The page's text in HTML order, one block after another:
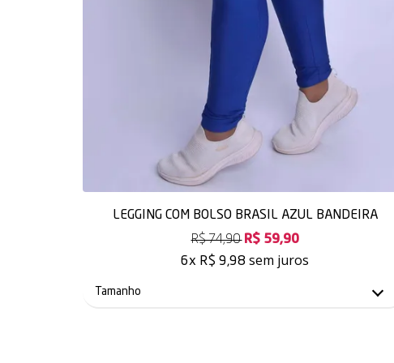
LEGGING COM BOLSO BRASIL AZUL BANDEIRA
R$ 74,90 R$ 59,90
6x R$ 9,98 sem juros